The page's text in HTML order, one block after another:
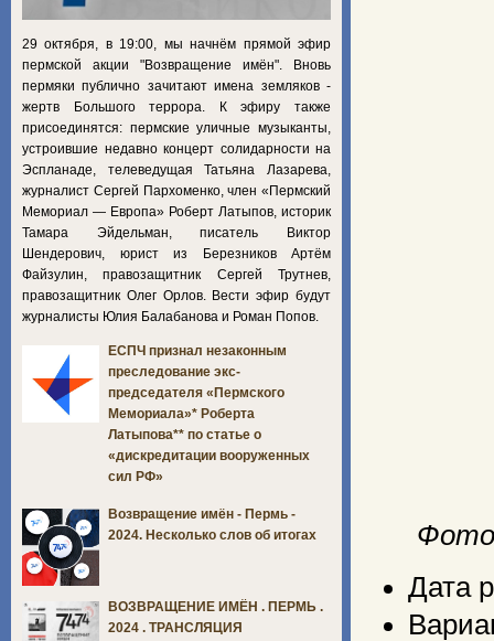
Дата
29 октября, в 19:00, мы начнём прямой эфир
пермской акции "Возвращение имён". Вновь
пермяки публично зачитают имена земляков -
жертв Большого террора. К эфиру также
присоединятся: пермские уличные музыканты,
устроившие недавно концерт солидарности на
Эспланаде, телеведущая Татьяна Лазарева,
журналист Сергей Пархоменко, член «Пермский
Мемориал — Европа» Роберт Латыпов, историк
Тамара Эйдельман, писатель Виктор
Шендерович, юрист из Березников Артём
Файзулин, правозащитник Сергей Трутнев,
правозащитник Олег Орлов. Вести эфир будут
журналисты Юлия Балабанова и Роман Попов.
ЕСПЧ признал незаконным
преследование экс-
председателя «Пермского
Мемориала»* Роберта
Латыпова** по статье о
«дискредитации вооруженных
сил РФ»
Возвращение имён - Пермь -
2024. Несколько слов об итогах
ВОЗВРАЩЕНИЕ ИМЁН . ПЕРМЬ .
2024 . ТРАНСЛЯЦИЯ